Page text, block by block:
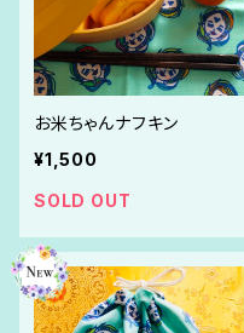
お米ちゃんナフキン
¥1,500
SOLD OUT